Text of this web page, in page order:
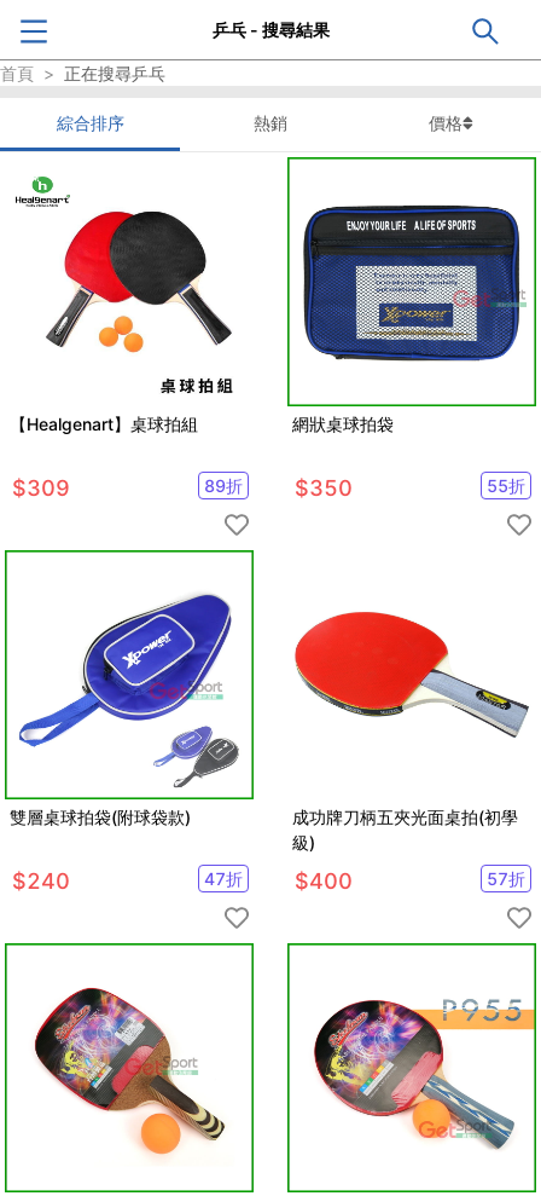
乒乓 - 搜尋結果
首頁 > 正在搜尋乒乓
綜合排序 熱銷 價格
【Healgenart】桌球拍組
$309 89折
網狀桌球拍袋
$350 55折
雙層桌球拍袋(附球袋款)
$240 47折
成功牌刀柄五夾光面桌拍(初學
級)
$400 57折